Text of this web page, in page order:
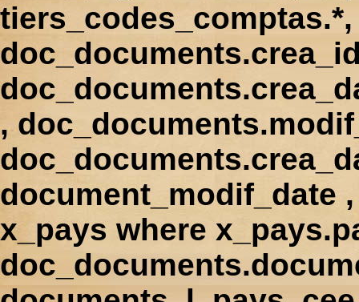
,
document_modif_date
x_pays where